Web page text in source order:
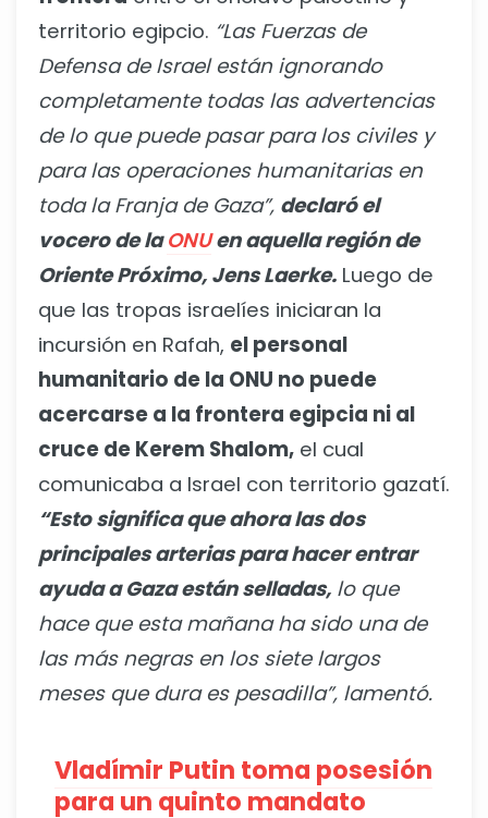
territorio egipcio. “Las Fuerzas de
Defensa de Israel están ignorando
completamente todas las advertencias
de lo que puede pasar para los civiles y
para las operaciones humanitarias en
toda la Franja de Gaza”, declaró el
vocero de laONUen aquella región de
Oriente Próximo, Jens Laerke. Luego de
que las tropas israelíes iniciaran la
incursión en Rafah, el personal
humanitario de la ONU no puede
acercarse a la frontera egipcia ni al
cruce de Kerem Shalom, el cual
comunicaba a Israel con territorio gazatí.
“Esto significa que ahora las dos
principales arterias para hacer entrar
ayuda a Gaza están selladas, lo que
hace que esta mañana ha sido una de
las más negras en los siete largos
meses que dura es pesadilla”, lamentó.
Vladímir Putin toma posesión
para un quinto mandato